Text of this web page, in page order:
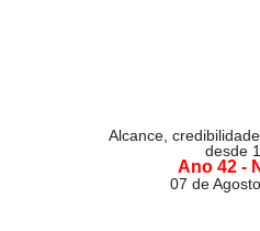
Alcance,
desde
Ano 42 -
07 de